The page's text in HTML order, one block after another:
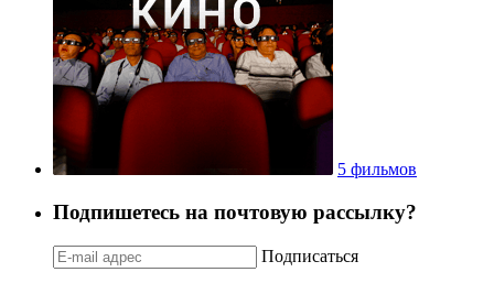
5 фильмов
Подпишетесь на почтовую рассылку?
Подписаться